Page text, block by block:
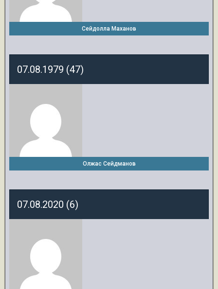
Сейдолла Маханов
07.08.1979 (47)
Олжас Сейдманов
07.08.2020 (6)